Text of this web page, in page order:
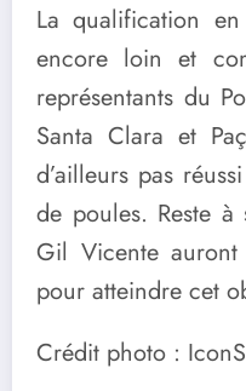
La qualification
encore loin et
représentants du
Santa Clara et
d’ailleurs pas
de poules. Reste
Gil Vicente auront
pour atteindre cet
Crédit photo :